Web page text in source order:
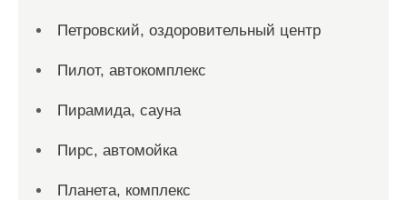
Петровский, оздоровительный центр
Пилот, автокомплекс
Пирамида, сауна
Пирс, автомойка
Планета, комплекс